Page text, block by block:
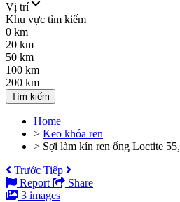
Vị trí
Khu vực tìm kiếm
0 km
20 km
50 km
100 km
200 km
Tìm kiếm
Home
> Keo khóa ren
> Sợi làm kín ren ống Loctite 55,
Trước Tiếp
Report
Share
3 images